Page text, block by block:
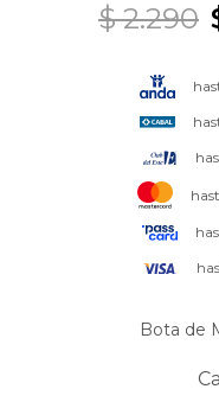
$ 2.290
Bota de